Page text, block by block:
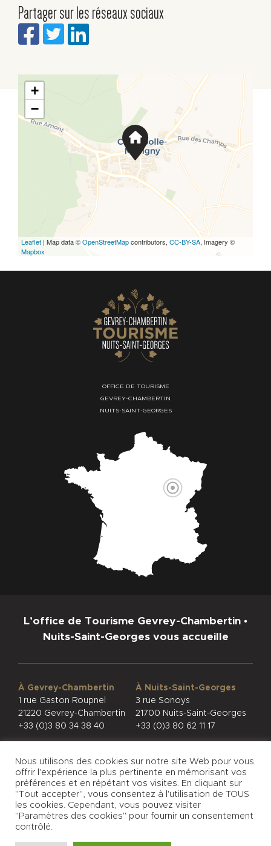
Partager sur les réseaux sociaux
+
−
Leaflet | Map data ©OpenStreetMapcontributors, CC-BY-SA, Imagery ©
Mapbox
OFFICE DE TOURISME
GEVREY-CHAMBERTIN
NUITS-SAINT-GEORGES
L’office de Tourisme Gevrey-Chambertin •
Nuits-Saint-Georges vous accueille
À Gevrey-Chambertin
1 rue Gaston Roupnel
21220 Gevrey-Chambertin
+33 (0)3 80 34 38 40
À Nuits-Saint-Georges
3 rue Sonoys
21700 Nuits-Saint-Georges
+33 (0)3 80 62 11 17
CONFIDENTIALITÉ
MENTIONS LÉGALES
© PHOTOS
Nous utilisons des cookies sur notre site Web pour vous
offrir l'expérience la plus pertinente en mémorisant vos
préférences et en répétant vos visites. En cliquant sur
"Tout accepter", vous consentez à l'utilisation de TOUS
les cookies. Cependant, vous pouvez visiter
"Paramètres des cookies" pour fournir un consentement
contrôlé.